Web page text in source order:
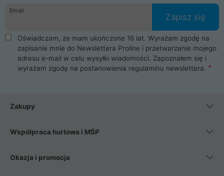
danych osobowych. Dlatego zakup notebooka albo laptopa w
ProLine to czysta przyjemność i pełne bezpieczeństwo.
Zaopatrzysz się u nas w akcesoria i części komputerowe
takie jak procesory, karty graficzne, płyty główne, pamięci,
dyski SSD, M.2 oraz HDD. Nasi pracownicy pomogą Ci wybrać
najlepszy zasilacz komputerowy oraz obudowę do komputera.
Poza komputerami mamy również najlepsze na rynku
Smartfony takich producentów jak Xiaomi, Apple, Samsung i
wentylatory. Na koniec mając już to wszystko, możesz
Email
Zapisz się
Oświadczam, że mam ukończone 16 lat. Wyrażam zgodę na
zapisanie mnie do Newslettera Proline i przetwarzanie mojego
adresu e-mail w celu wysyłki wiadomości. Zapoznałem się i
wyrażam zgodę na postanowienia regulaminu newslettera.
Zakupy
Współpraca hurtowa i MŚP
Okazja i promocja